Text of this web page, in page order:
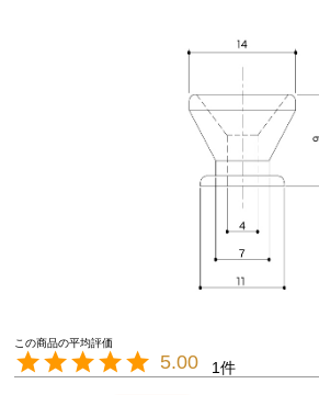
5.00 1